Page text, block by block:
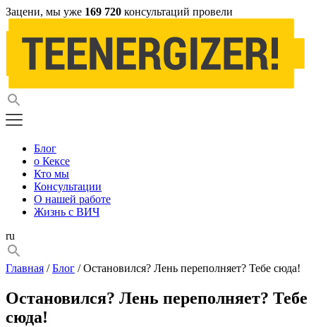
Зацени, мы уже 169 720 консультаций провели
Блог
о Кексе
Кто мы
Консультации
О нашей работе
Жизнь с ВИЧ
ru
Главная /Блог / Остановился? Лень переполняет? Тебе сюда!
Остановился? Лень переполняет? Тебе
сюда!